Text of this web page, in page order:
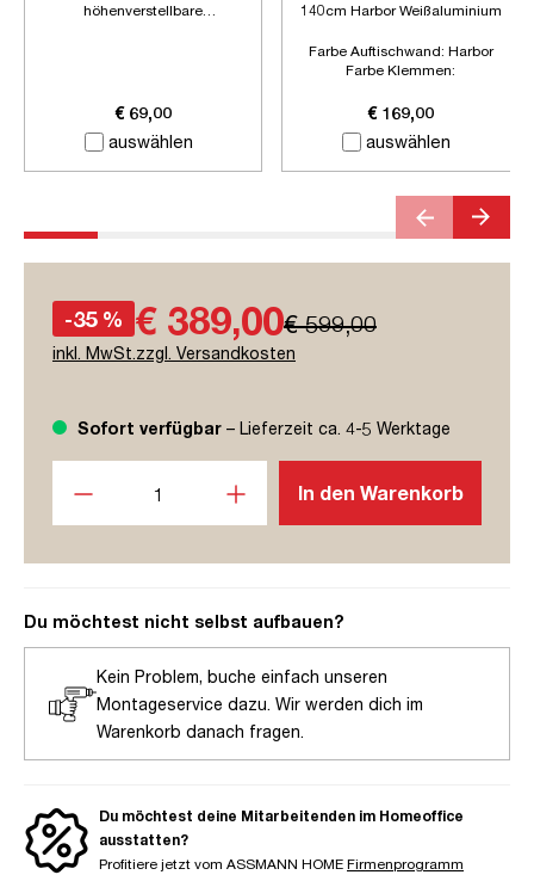
auswählen
höhenverstellbare
€ 69,00
auswählen
140cm Harbor Weißaluminium
Farbe Auftischwand: Harbor
Farbe Klemmen:
Länge:1400mm
€ 169,00
-35 % € 389,00€ 599,00
inkl. MwSt.zzgl. Versandkosten
Sofort verfügbar – Lieferzeit ca. 4-5 Werktage
In den Warenkorb
Du möchtest nicht selbst aufbauen?
Kein Problem, buche einfach unseren
Montageservice dazu. Wir werden dich im
Warenkorb danach fragen.
Du möchtest deine Mitarbeitenden im Homeoffice
ausstatten?
Profitiere jetzt vom ASSMANN HOME Firmenprogramm